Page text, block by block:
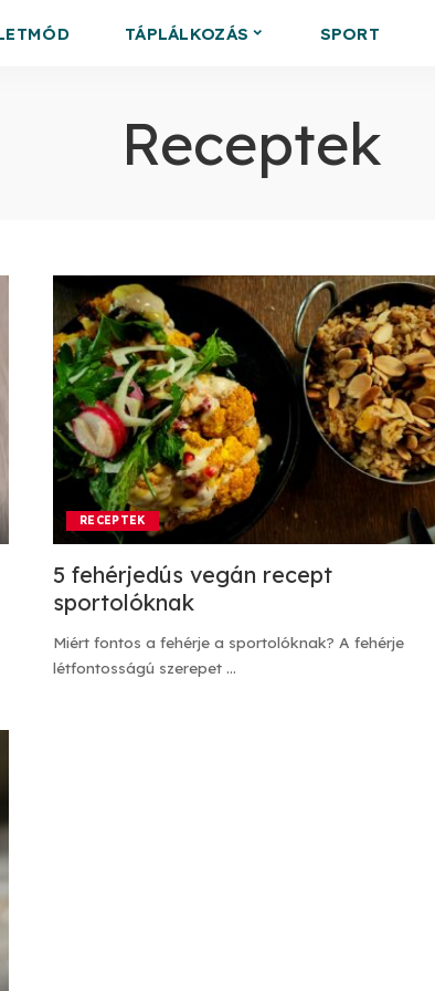
TÁPLÁLKOZÁS SPORT
Receptek
RECEPTEK
5 fehérjedús vegán recept
sportolóknak
Miért fontos a fehérje a sportolóknak? A fehérje
létfontosságú szerepet ...